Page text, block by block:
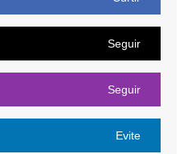
Seguir
Seguir
Evite